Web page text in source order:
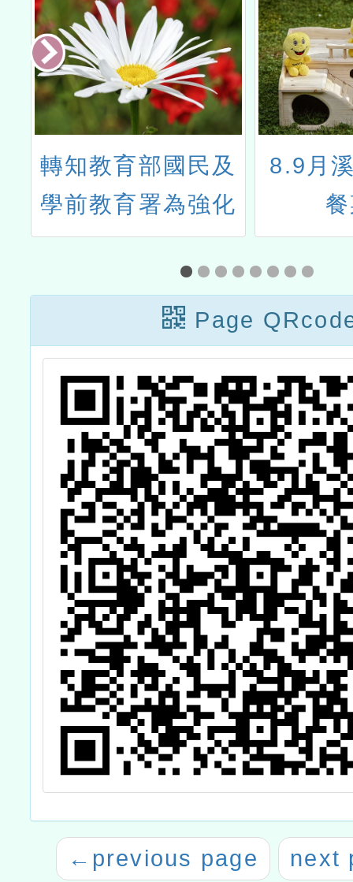
轉知教育部國民及
學前教育署為強化
健康飲食教育，因
應食農教育法公布
實施，特修訂「高
級中等以下學校健
康飲食教育指導內
容及規劃」供學校
參考運用
8.9月
Page
← previous page next